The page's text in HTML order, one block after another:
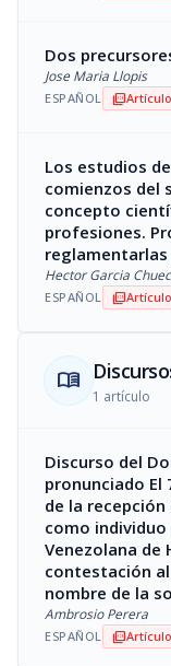
Dos
Jose Maria Llopis
ESPAÑOL picture_as_pdf
Los estudios
comienzos del
concepto
profesiones.
Hector Garcia
ESPAÑOL picture_as_pdf
menu_book
1 artículo
Discurso del
pronunciado
de la
como individuo
Venezolana de
contestación
nombre de la
Ambrosio Perera
ESPAÑOL picture_as_pdf